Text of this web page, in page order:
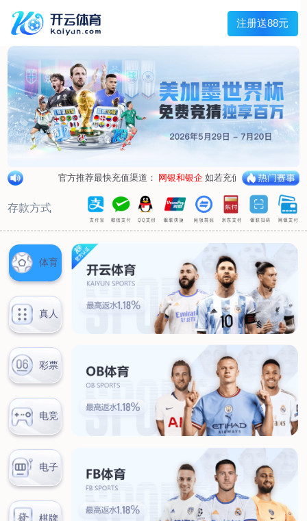
Menu
网站首页
关于我们
产品中心
荣誉资质
厂区设备
人才招聘
新闻中心
销售网点